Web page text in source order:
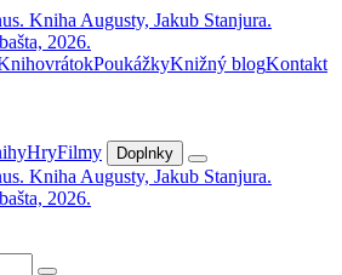
PoukážkyKnižný blogKontakt
HryFilmy Doplnky